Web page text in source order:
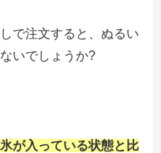
で注文すると、ぬるい
いでしょうか?
氷が入っている状態と比